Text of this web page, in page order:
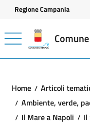
Vai ai contenuti
Vai al footer
Regione Campania
Home
Articoli
Ambiente, verde,
Il Mare a Napoli
Il